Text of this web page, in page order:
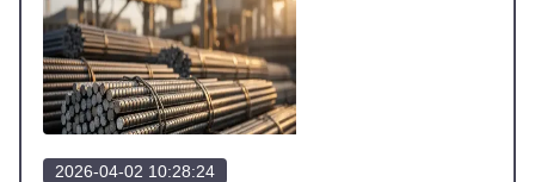
2026-04-02 10:28:24